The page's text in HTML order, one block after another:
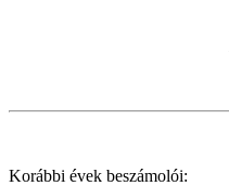
Korábbi évek beszámolói: